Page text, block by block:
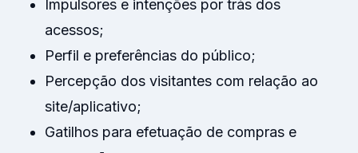
Impulsores e intenções por trás dos
acessos;
Perfil e preferências do público;
Percepção dos visitantes com relação ao
site/aplicativo;
Gatilhos para efetuação de compras e